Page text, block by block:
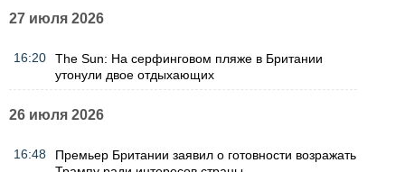
27 июля 2026
16:20
The Sun: На серфинговом пляже в Британии
утонули двое отдыхающих
26 июля 2026
16:48
Премьер Британии заявил о готовности возражать